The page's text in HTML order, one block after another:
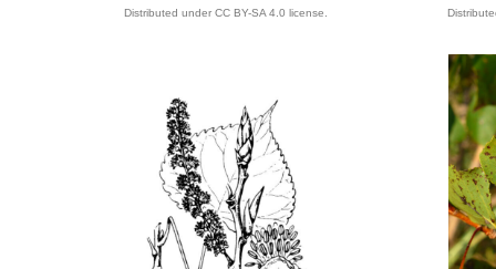
Distributed under CC BY-SA 4.0 license.